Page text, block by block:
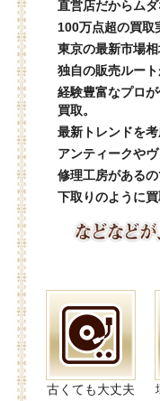
直営店だからム
100万点超の買取
東京の最新市場相
独自の販売ルー
経験豊富なプロ
買取。
最新トレンドを
アンティークや
修理工房があるの
下取りのように買
古くても大丈夫